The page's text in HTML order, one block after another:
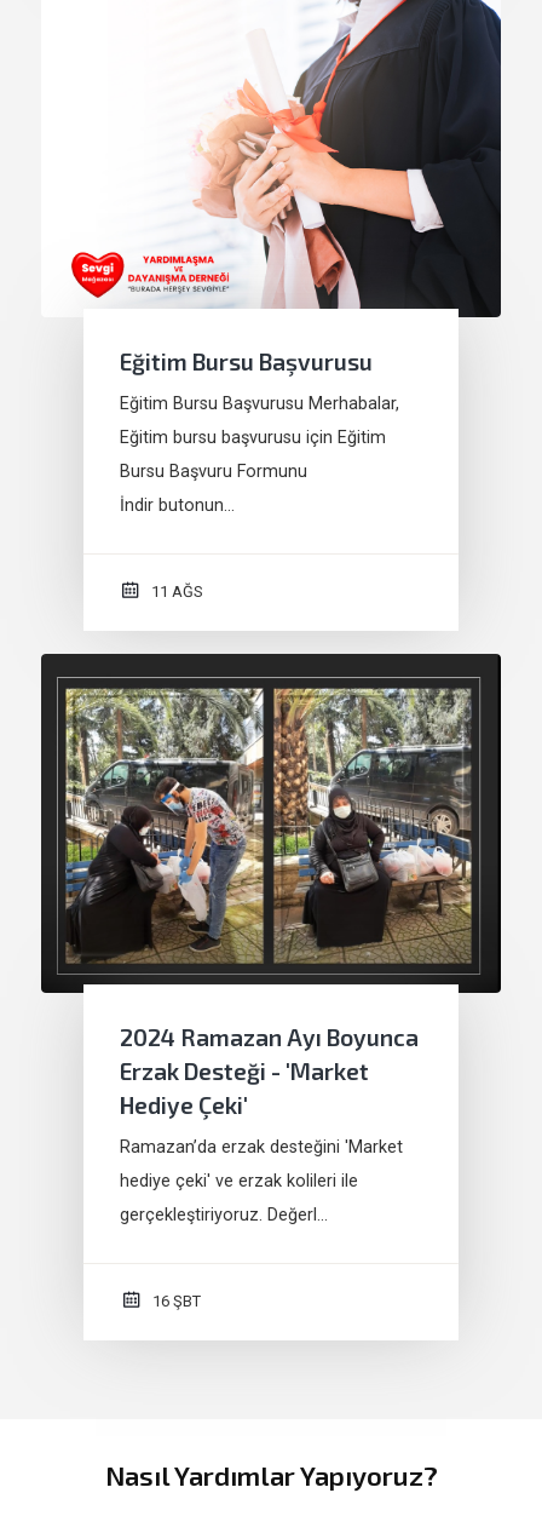
Eğitim Bursu Başvurusu
Eğitim Bursu Başvurusu Merhabalar,
Eğitim bursu başvurusu için Eğitim
Bursu Başvuru Formunu
İndir butonun…
11 AĞS
2024 Ramazan Ayı Boyunca
Erzak Desteği - 'Market
Hediye Çeki'
Ramazan’da erzak desteğini 'Market
hediye çeki' ve erzak kolileri ile
gerçekleştiriyoruz. Değerl…
16 ŞBT
Nasıl Yardımlar Yapıyoruz?